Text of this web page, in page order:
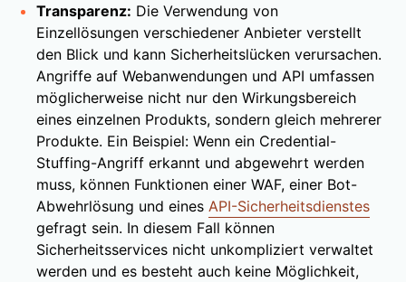
Transparenz: Die Verwendung von
Einzellösungen verschiedener Anbieter verstellt
den Blick und kann Sicherheitslücken verursachen.
Angriffe auf Webanwendungen und API umfassen
möglicherweise nicht nur den Wirkungsbereich
eines einzelnen Produkts, sondern gleich mehrerer
Produkte. Ein Beispiel: Wenn ein Credential-
Stuffing-Angriff erkannt und abgewehrt werden
muss, können Funktionen einer WAF, einer Bot-
Abwehrlösung und eines API-Sicherheitsdienstes
gefragt sein. In diesem Fall können
Sicherheitsservices nicht unkompliziert verwaltet
werden und es besteht auch keine Möglichkeit,